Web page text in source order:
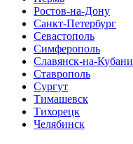
Ростов-на-Дону
Санкт-Петербург
Севастополь
Симферополь
Славянск-на-Кубани
Ставрополь
Сургут
Тимашевск
Тихорецк
Челябинск